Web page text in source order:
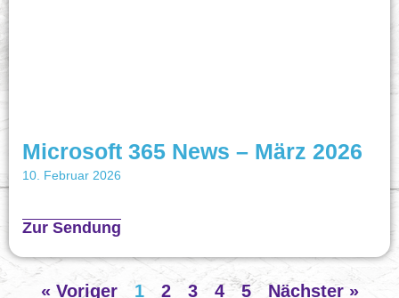
Microsoft 365 News – März 2026
10. Februar 2026
Zur Sendung
« Voriger 1 2 3 4 5 Nächster »